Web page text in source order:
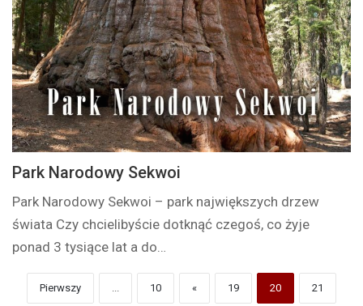
Park Narodowy Sekwoi
Park Narodowy Sekwoi – park największych drzew
świata Czy chcielibyście dotknąć czegoś, co żyje
ponad 3 tysiące lat a do…
Pierwszy ... 10 « 19 20 21